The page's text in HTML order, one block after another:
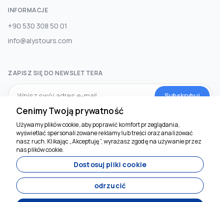
INFORMACJE
+90 530 308 50 01
info@alystours.com
ZAPISZ SIĘ DO NEWSLETTERA
Subskrybuj
MEDIA SPOŁECZNOŚCIOWE
Cenimy Twoją prywatność
Używamy plików cookie, aby poprawić komfort przeglądania,
wyświetlać spersonalizowane reklamy lub treści oraz analizować
nasz ruch. Klikając „Akceptuję”, wyrażasz zgodę na używanie przez
nas plików cookie.
Dostosuj pliki cookie
odrzucić
Jesteśmy tu, by
pomóc